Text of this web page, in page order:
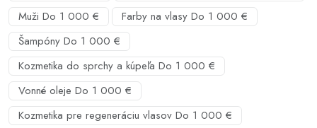
Muži Do 1 000 €
Farby na vlasy Do 1 000 €
Šampóny Do 1 000 €
Kozmetika do sprchy a kúpeľa Do 1 000 €
Vonné oleje Do 1 000 €
Kozmetika pre regeneráciu vlasov Do 1 000 €